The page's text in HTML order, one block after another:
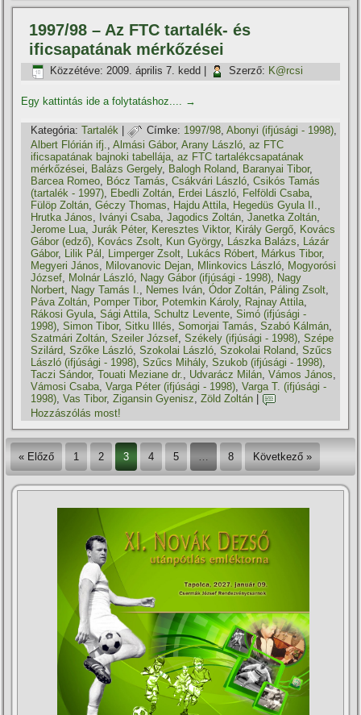
1997/98 – Az FTC tartalék- és
ificsapatának mérkőzései
Közzétéve: 2009. április 7. kedd Szerző: K@rcsi
Egy kattintás ide a folytatáshoz.... →
Kategória: Tartalék | Címke: 1997/98,Abonyi (ifjúsági - 1998),
Albert Flórián ifj.,Almási Gábor,Arany László,az FTC
ificsapatának bajnoki tabellája,az FTC tartalékcsapatának
mérkőzései, Balázs Gergely, Balogh Roland, Baranyai Tibor,
Barcea Romeo, Bócz Tamás,Csákvári László,Csikós Tamás
(tartalék - 1997), Ebedli Zoltán, Erdei László, Felföldi Csaba,
Fülöp Zoltán,Géczy Thomas, Hajdu Attila, Hegedüs Gyula II.,
Hrutka János, Iványi Csaba,Jagodics Zoltán,Janetka Zoltán,
Jerome Lua,Jurák Péter, Keresztes Viktor, Király Gergő, Kovács
Gábor (edző), Kovács Zsolt, Kun György, Lászka Balázs, Lázár
Gábor, Lilik Pál , Limperger Zsolt, Lukács Róbert, Márkus Tibor,
Megyeri János, Milovanovic Dejan, Mlinkovics László, Mogyorósi
József, Molnár László, Nagy Gábor (ifjúsági - 1998), Nagy
Norbert, Nagy Tamás I., Nemes Iván,Ódor Zoltán, Páling Zsolt,
Páva Zoltán, Pomper Tibor, Potemkin Károly, Rajnay Attila,
Rákosi Gyula,Sági Attila,Schultz Levente,Simó (ifjúsági -
1998),Simon Tibor,Sitku Illés,Somorjai Tamás,Szabó Kálmán,
Szatmári Zoltán,Szeiler József,Székely (ifjúsági - 1998),Szépe
Szilárd,Szőke László,Szokolai László,Szokolai Roland,Szűcs
László (ifjúsági - 1998),Szűcs Mihály,Szukob (ifjúsági - 1998),
Taczi Sándor,Touati Meziane dr., Udvarácz Milán,Vámos János,
Vámosi Csaba,Varga Péter (ifjúsági - 1998),Varga T. (ifjúsági -
1998),Vas Tibor,Zigansin Gyenisz,Zöld Zoltán
Hozzászólás most!
« Előző 1 2 3 4 5 … 8 Következő »